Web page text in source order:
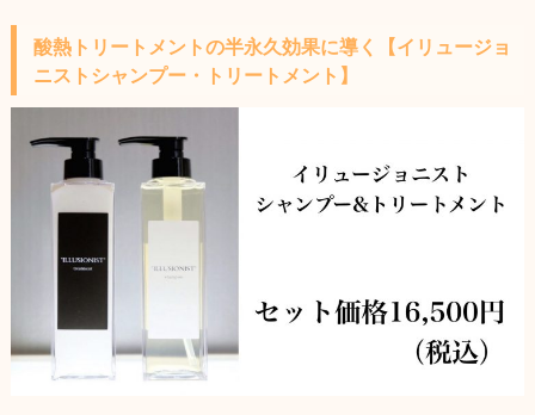
酸熱トリートメントの半永久効果に導く【イリュージョ
ニストシャンプー・トリートメント】